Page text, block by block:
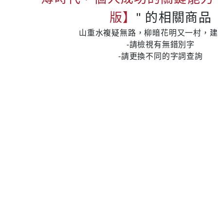
版】 " 的相關商品
山重水複疑無路，柳暗花明又一村，
-請檢視有無錯別字
-請更換不同的字詞查詢